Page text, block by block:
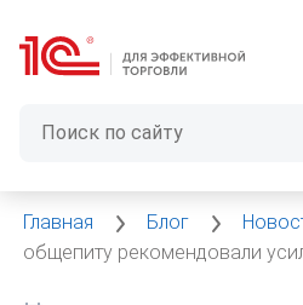
Главная Блог
общепиту рекомендовали